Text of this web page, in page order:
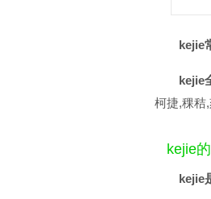
kejie
kejie
柯捷,稞秸
kejie
kejie